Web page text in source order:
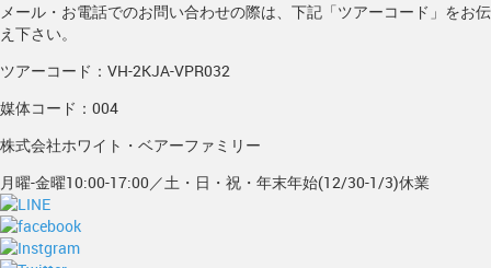
メール・お電話でのお問い合わせの際は、下記「ツアーコード」をお伝
え下さい。
ツアーコード：VH-2KJA-VPR032
媒体コード：004
株式会社ホワイト・ベアーファミリー
月曜-金曜10:00-17:00／土・日・祝・年末年始(12/30-1/3)休業